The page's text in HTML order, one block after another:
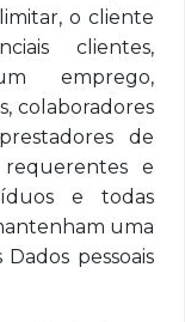
o cliente
clientes,
emprego,
colaboradores
de
requerentes e
e todas
uma
pessoais